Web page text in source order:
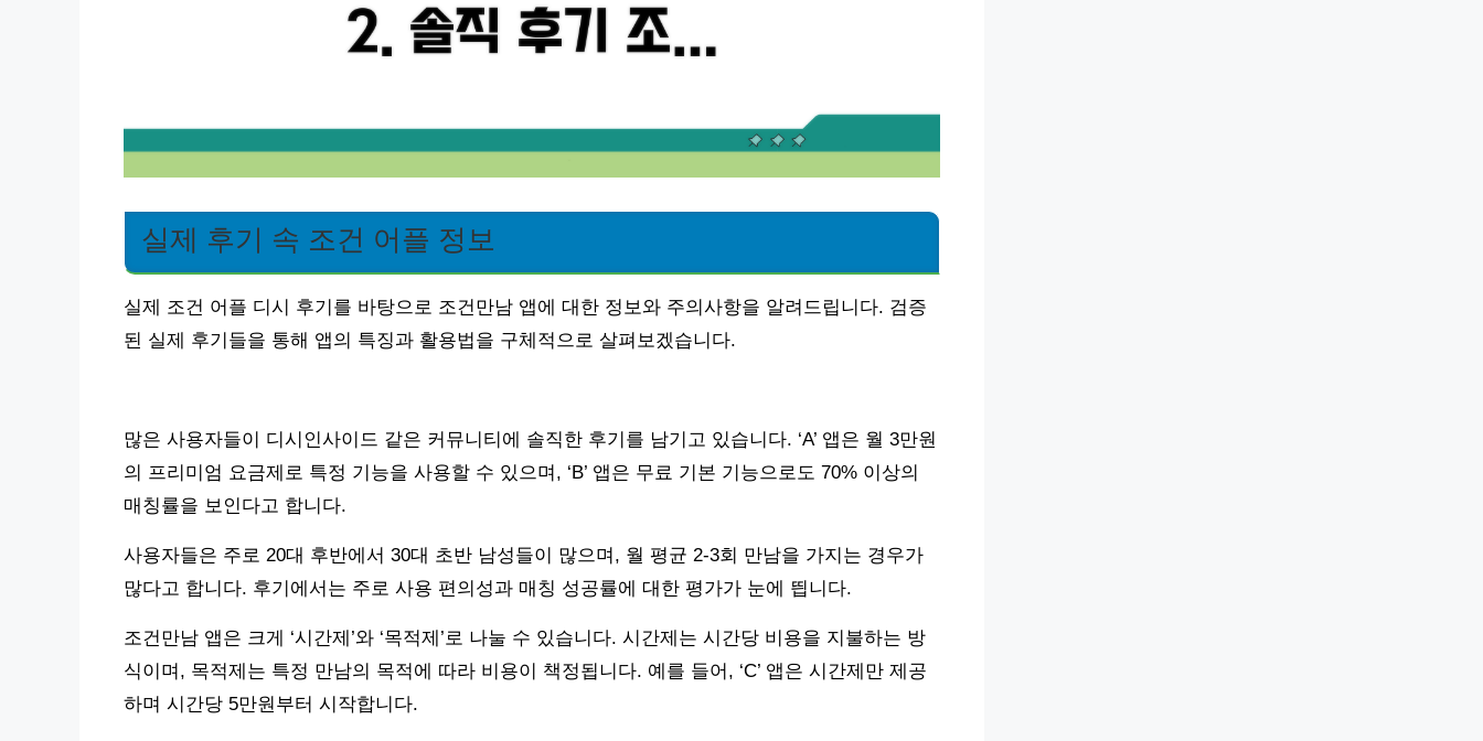
실제 후기 속 조건 어플 정보
실제 조건 어플 디시 후기를 바탕으로 조건만남 앱에 대한 정보와 주의사항을 알려드립니다. 검증
된 실제 후기들을 통해 앱의 특징과 활용법을 구체적으로 살펴보겠습니다.
많은 사용자들이 디시인사이드 같은 커뮤니티에 솔직한 후기를 남기고 있습니다. ‘A’ 앱은 월 3만원
의 프리미엄 요금제로 특정 기능을 사용할 수 있으며, ‘B’ 앱은 무료 기본 기능으로도 70% 이상의
매칭률을 보인다고 합니다.
사용자들은 주로 20대 후반에서 30대 초반 남성들이 많으며, 월 평균 2-3회 만남을 가지는 경우가
많다고 합니다. 후기에서는 주로 사용 편의성과 매칭 성공률에 대한 평가가 눈에 띕니다.
조건만남 앱은 크게 ‘시간제’와 ‘목적제’로 나눌 수 있습니다. 시간제는 시간당 비용을 지불하는 방
식이며, 목적제는 특정 만남의 목적에 따라 비용이 책정됩니다. 예를 들어, ‘C’ 앱은 시간제만 제공
하며 시간당 5만원부터 시작합니다.